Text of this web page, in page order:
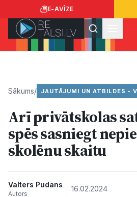
E-AVĪZE
Ziņas
Sabiedrība
Sākums/ JAUTĀJUMI UN ATBILDES -
Arī privātskolas
spēs sasniegt
skolēnu skaitu​
Valters Pudans
Autors
16.02.2024